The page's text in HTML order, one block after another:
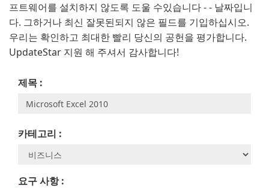
프트웨어를 설치하지 않도록 도울 수있습니다 - - 날짜입니
다. 그하거나 최신 잘못된되지 않은 필드를 기입하십시오.
우리는 확인하고 최대한 빨리 당신의 공헌을 평가합니다.
UpdateStar 지원 해 주셔서 감사합니다!
제목 :
카테고리 :
요구 사항 :